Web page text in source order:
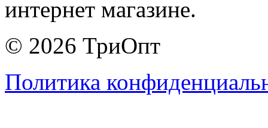
интернет магазине.
© 2026 ТриОпт
Политика